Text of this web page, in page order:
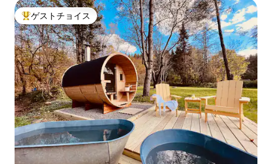
大好評のゲストチョイスです。
ゲストチョイス